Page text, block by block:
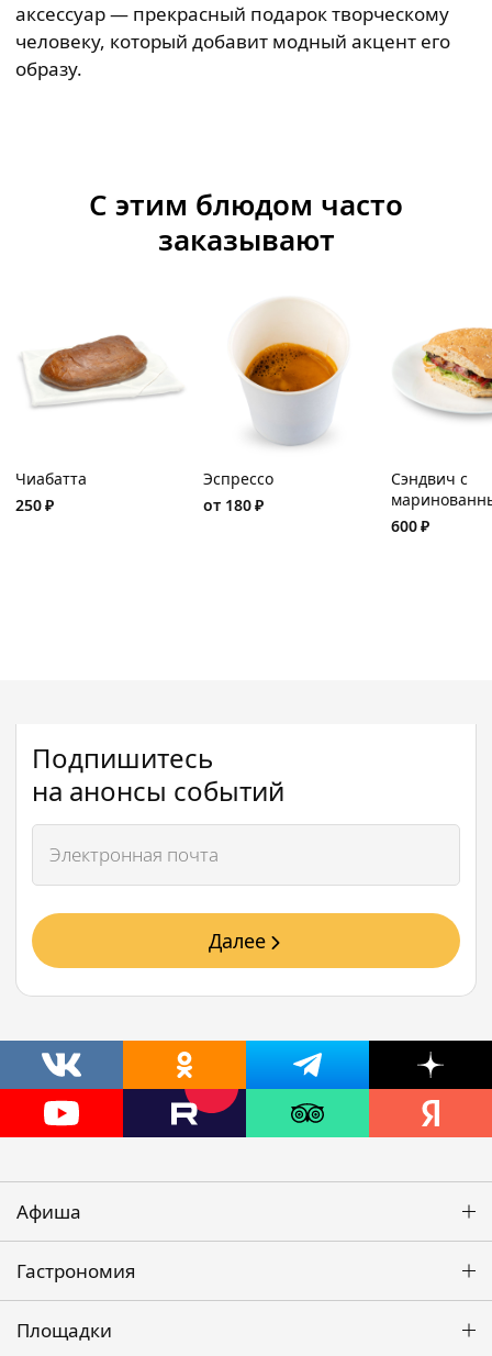
аксессуар — прекрасный подарок творческому
человеку, который добавит модный акцент его
образу.
С этим блюдом часто
заказывают
Чиабатта
250₽
Эспрессо
от 180₽
Сэндвич с
ростбифом и
600₽
Подпишитесь
на анонсы событий
Далее
Афиша
Гастрономия
Площадки